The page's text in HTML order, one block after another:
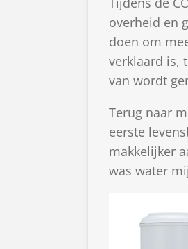
overheid en
doen om
verklaard is,
van wordt
Terug naar
eerste
makkelijker
was water